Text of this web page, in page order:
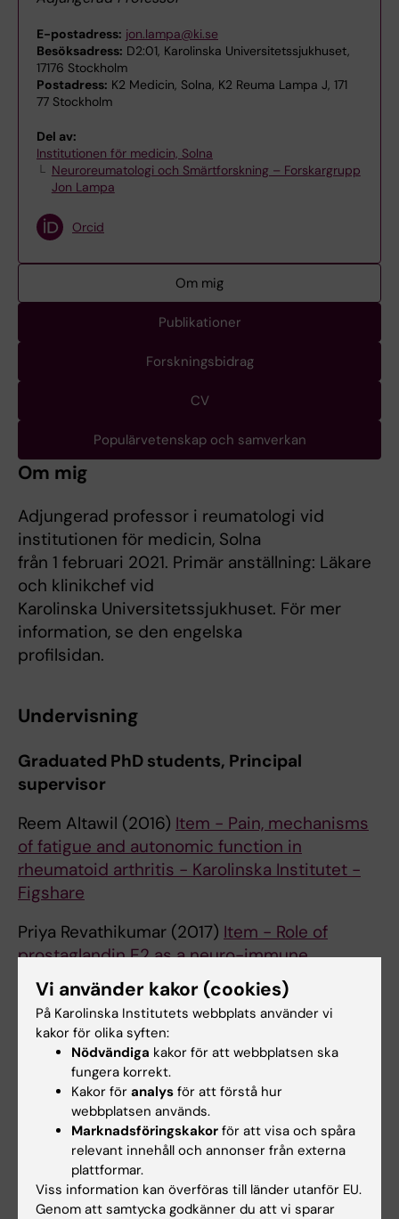
E-postadress: jon.lampa@ki.se
Besöksadress: D2:01, Karolinska Universitetssjukhuset,
17176 Stockholm
Postadress: K2 Medicin, Solna, K2 Reuma Lampa J, 171
77 Stockholm
Del av:
Institutionen för medicin, Solna
Neuroreumatologi och Smärtforskning – Forskargrupp
Jon Lampa
Orcid
Om mig
Publikationer
Forskningsbidrag
CV
Populärvetenskap och samverkan
Om mig
Adjungerad professor i reumatologi vid
institutionen för medicin, Solna
från 1 februari 2021. Primär anställning: Läkare
och klinikchef vid
Karolinska Universitetssjukhuset. För mer
information, se den engelska
profilsidan.
Undervisning
Graduated PhD students, Principal
supervisor
Reem Altawil (2016) Item - Pain, mechanisms
of fatigue and autonomic function in
rheumatoid arthritis - Karolinska Institutet -
Figshare
Priya Revathikumar (2017) Item - Role of
prostaglandin E2 as a neuro-immune
mediator in the cholinergic anti-inflammatory
pathway - Karolinska Institutet - Figshare
Johanna Estelius (2018)
mechanisms in chronic inflammation :
translational studies of the inflammatory
reflex - Karolinska Institutet - Figshare
Joakim Lindqvist (2022)Item - Pain patterns
in early rheumatoid arthritis - Karolinska
Institutet - Figshare
Vi använder kakor (cookies)
På Karolinska Institutets webbplats använder vi
kakor för olika syften:
Nödvändiga kakor för att webbplatsen ska
fungera korrekt.
Kakor för analys för att förstå hur
webbplatsen används.
Marknadsföringskakor för att visa och spåra
relevant innehåll och annonser från externa
plattformar.
Viss information kan överföras till länder utanför EU.
Genom att samtycka godkänner du att vi sparar